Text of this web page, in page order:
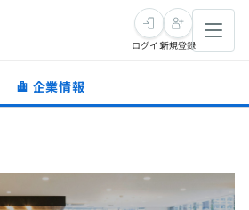
ログイン新規登録
企業情報